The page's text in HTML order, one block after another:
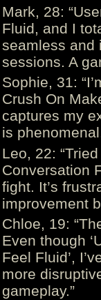
Mark, 28:
Fluid, and I
seamless and
sessions. A
Sophie, 31:
Crush On
captures my
is
Leo, 22:
Conversation
fight. It’s
improvement
Chloe, 19:
Even though
Feel Fluid’,
more
gameplay.”